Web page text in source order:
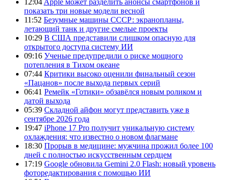
показать три новые модели весной
11:52 Безумные машины СССР: экранопланы,
летающий танк и другие смелые проекты
10:29 В США представили слишком опасную для
открытого доступа систему ИИ
09:16 Ученые предупредили о риске мощного
потепления в Тихом океане
07:44 Критики высоко оценили финальный сезон
«Пацанов» после выхода первых серий
06:41 Ремейк «Готики» обзавёлся новым роликом и
датой выхода
05:39 Складной айфон могут представить уже в
сентябре 2026 года
19:47 iPhone 17 Pro получит уникальную систему
охлаждения: что известно о новом флагмане
18:30 Прорыв в медицине: мужчина прожил более 100
дней с полностью искусственным сердцем
17:19 Google обновила Gemini 2.0 Flash: новый уровень
фоторедактирования с помощью ИИ